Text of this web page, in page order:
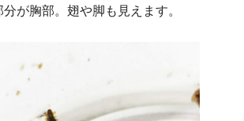
が胸部。翅や脚も見えます。